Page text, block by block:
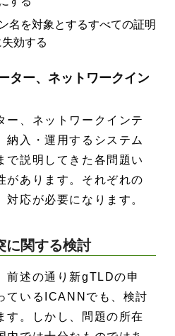
名を対象とするすべての証明
効する
ター、ネットワークイン
ー、ネットワークインテ
納入・運用するシステム
で説明してきた各問題い
があります。それぞれの
対応が必要になります。
に関する検討
前述の通り新gTLDの申
ているICANNでも、検討
す。しかし、問題の所在